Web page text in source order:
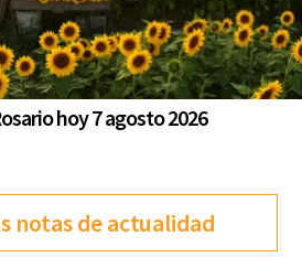
hoy 7 agosto 2026
notas de actualidad